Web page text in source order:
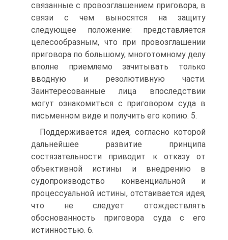
связанные с провозглашением приговора, в
связи с чем выносятся на защиту
следующее положение: представляется
целесообразным, что при провозглашении
приговора по большому, многотомному делу
вполне приемлемо зачитывать только
вводную и резолютивную части.
Заинтересованные лица впоследствии
могут ознакомиться с приговором суда в
письменном виде и получить его копию. 5.
Поддерживается идея, согласно которой
дальнейшее развитие принципа
состязательности приводит к отказу от
объективной истины и внедрению в
судопроизводство конвенциальной и
процессуальной истины, отстаивается идея,
что не следует отождествлять
обоснованность приговора суда с его
истинностью. 6.